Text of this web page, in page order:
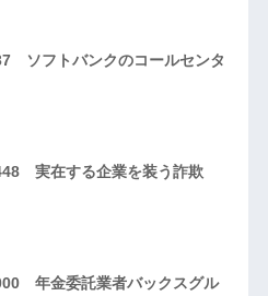
ソフトバンクのコールセンタ
実在する企業を装う詐欺
年金委託業者バックスグル